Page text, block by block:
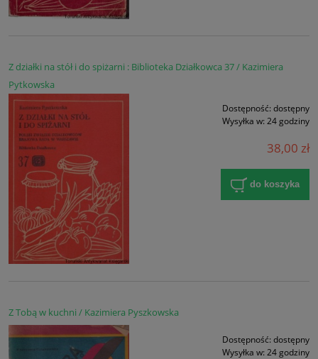
Z działki na stół i do spiżarni : Biblioteka Działkowca 37 / Kazimiera
Pytkowska
Dostępność: dostępny
Wysyłka w: 24 godziny
38,00 zł
do koszyka
Z Tobą w kuchni / Kazimiera Pyszkowska
Dostępność: dostępny
Wysyłka w: 24 godziny